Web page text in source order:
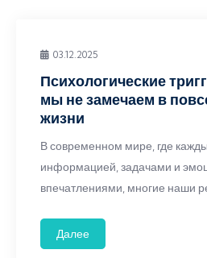
03.12.2025
Психологические
мы не замечаем в
жизни
В современном мире, где
информацией, задачами и
впечатлениями, многие наши
Далее